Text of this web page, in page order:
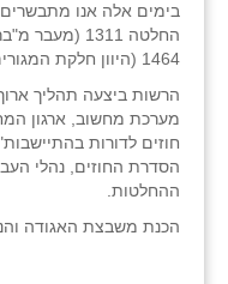
בימים אלה אנו
החלטה 1311
1464 (היוון חלקת המגורים).
הרשות ביצעה תהליך
מערכת מחשוב, ארגון
חוזים לדורות
הסדרת החוזים, נהלי
ההחלטות.
הכנת משבצת האגודה
עמרים
קורנית
קלחים
רועי